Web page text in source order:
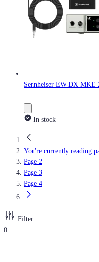
Filter
0
Sennheiser EW-DX MKE
In stock
You're currently reading
Page 2
Page 3
Page 4